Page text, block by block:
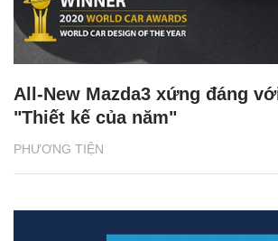
PHƯƠNG TIỆN
All-New Mazda3 xứng đáng
"Thiết kế của năm"